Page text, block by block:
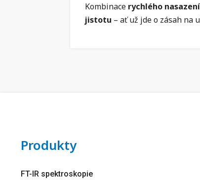
Kombinace rychlého
jistotu – ať už jde o zásah na
Produkty
FT-IR spektroskopie